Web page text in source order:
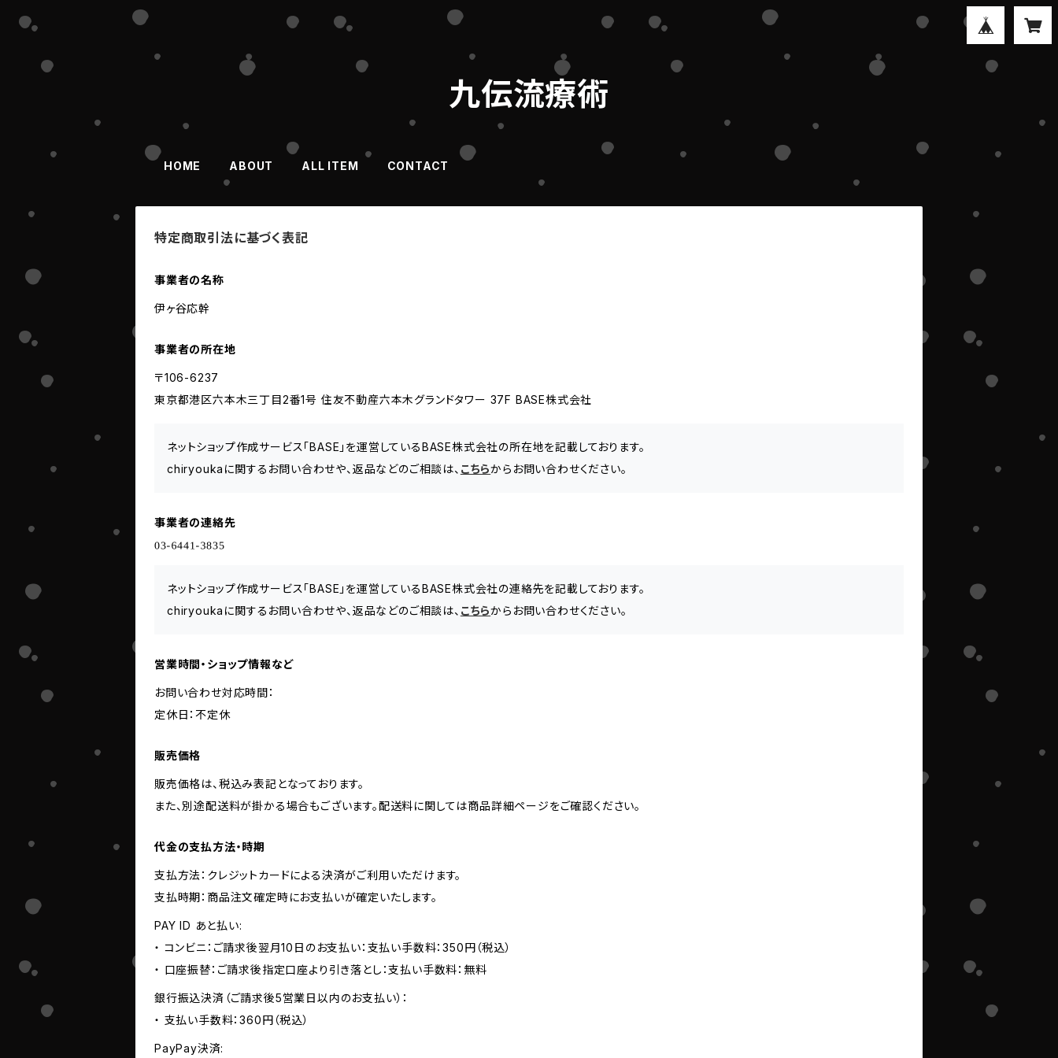
九伝流療術
HOME ABOUT ALL ITEM CONTACT
特定商取引法に基づく表記
事業者の名称
伊ヶ谷応幹
事業者の所在地
〒106-6237
東京都港区六本木三丁目2番1号 住友不動産六本木グランドタワー 37F BASE株式会社
ネットショップ作成サービス「BASE」を運営しているBASE株式会社の所在地を記載しております。
chiryoukaに関するお問い合わせや、返品などのご相談は、 こちらからお問い合わせください。
事業者の連絡先
ネットショップ作成サービス「BASE」を運営しているBASE株式会社の連絡先を記載しております。
chiryoukaに関するお問い合わせや、返品などのご相談は、 こちらからお問い合わせください。
営業時間・ショップ情報など
お問い合わせ対応時間：
定休日：不定休
販売価格
販売価格は、税込み表記となっております。
また、別途配送料が掛かる場合もございます。配送料に関しては商品詳細ページをご確認ください。
代金の支払方法・時期
支払方法：クレジットカードによる決済がご利用いただけます。
支払時期：商品注文確定時にお支払いが確定いたします。
PAY ID あと払い:
・ コンビニ：ご請求後翌月10日のお支払い：支払い手数料：350円（税込）
・ 口座振替：ご請求後指定口座より引き落とし：支払い手数料：無料
銀行振込決済（ご請求後5営業日以内のお支払い）：
・ 支払い手数料：360円（税込）
PayPay決済: